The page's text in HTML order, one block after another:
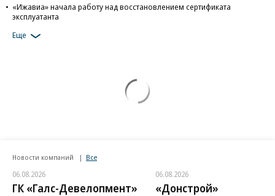
«Ижавиа» начала работу над восстановлением сертификата
эксплуатанта
Еще
Новости компаний Все
06.08.2026
ГК «Галс-Девелопмент»
06.08.2026
«Донстрой»